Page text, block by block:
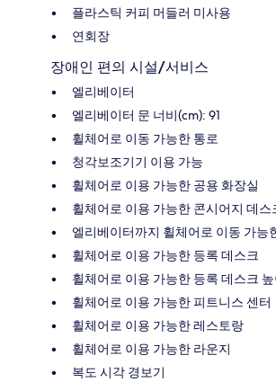
플라스틱 커피 머들러 미사용
연회장
장애인 편의 시설/서비스
엘리베이터
엘리베이터 문 너비(cm): 91
휠체어로 이동 가능한 통로
청각보조기기 이용 가능
휠체어로 이용 가능한 공용 화장실
휠체어로 이용 가능한 콘시어지 데스
엘리베이터까지 휠체어로 이동 가능
휠체어로 이용 가능한 등록 데스크
휠체어로 이용 가능한 등록 데스크 높
휠체어로 이용 가능한 피트니스 센터
휠체어로 이용 가능한 레스토랑
휠체어로 이용 가능한 라운지
복도 시각 경보기